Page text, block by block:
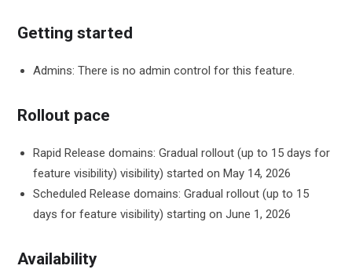
Getting started
Admins: There is no admin control for this feature.
Rollout pace
Rapid Release domains: Gradual rollout (up to 15 days for
feature visibility) visibility) started on May 14, 2026
Scheduled Release domains: Gradual rollout (up to 15
days for feature visibility) starting on June 1, 2026
Availability